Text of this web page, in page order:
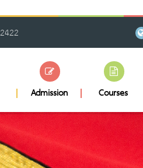
Admission Courses